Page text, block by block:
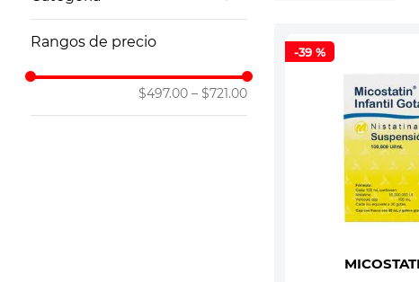
Rangos de precio
$497.00 – $721.00
-39 %
10. leche nan